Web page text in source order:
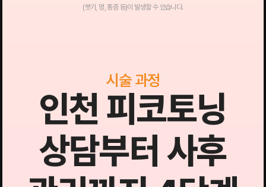
(붓기, 멍, 통증 등)이 발생할 수 있습니다.
시술 과정
인천 피코토닝
상담부터 사후